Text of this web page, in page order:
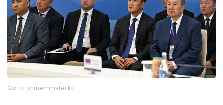
Фото: primeminister.kz